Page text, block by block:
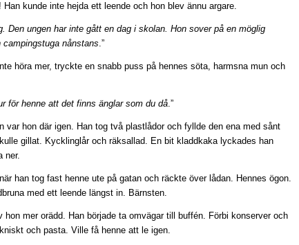
Han kunde inte hejda ett leende och hon blev ännu argare.
Den ungen har inte gått en dag i skolan. Hon sover på en möglig
campingstuga nånstans.”
höra mer, tryckte en snabb puss på hennes söta, harmsna mun och
för henne att det finns änglar som du då.”
var hon där igen. Han tog två plastlådor och fyllde den ena med sånt
gillat. Kycklinglår och räksallad. En bit kladdkaka lyckades han
ner.
han tog fast henne ute på gatan och räckte över lådan. Hennes ögon.
med ett leende längst in. Bärnsten.
hon mer orädd. Han började ta omvägar till buffén. Förbi konserver och
och pasta. Ville få henne att le igen.